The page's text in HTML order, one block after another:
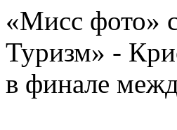
«Мисс фото»
Туризм» -
в финале